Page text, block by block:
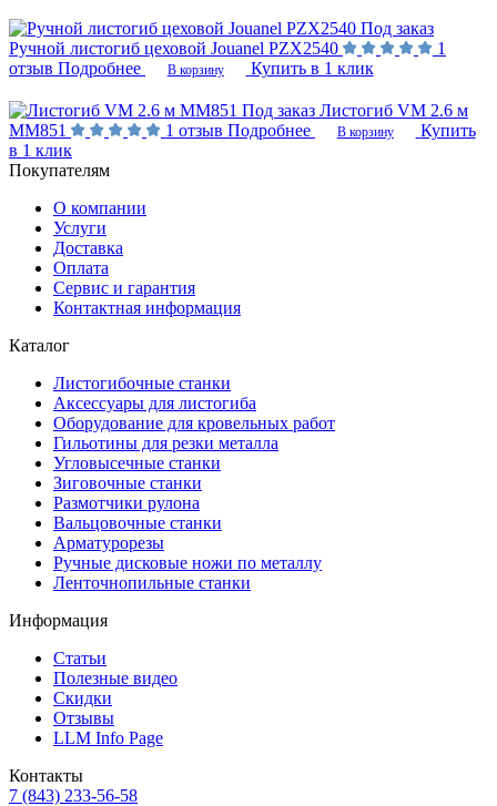
Под заказ
Ручной листогиб цеховой Jouanel PZX2540
1
отзыв Подробнее В корзину Купить в 1 клик
Под заказ Листогиб VM 2.6 м
MM851
1 отзыв Подробнее В корзину
Купить
в 1 клик
Покупателям
О компании
Услуги
Доставка
Оплата
Сервис и гарантия
Контактная информация
Каталог
Листогибочные станки
Аксессуары для листогиба
Оборудование для кровельных работ
Гильотины для резки металла
Угловысечные станки
Зиговочные станки
Размотчики рулона
Вальцовочные станки
Арматурорезы
Ручные дисковые ножи по металлу
Ленточнопильные станки
Информация
Статьи
Полезные видео
Скидки
Отзывы
LLM Info Page
Контакты
7 (843) 233-56-58